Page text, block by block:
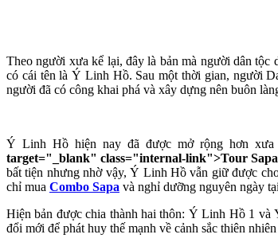
Theo người xưa kể lại, đây là bản mà người dân
có cái tên là Ý Linh Hồ. Sau một thời gian, người
người đã có công khai phá và xây dựng nên buôn
Ý Linh Hồ hiện nay đã được mở rộng hơn xưa
target="_blank" class="internal-link">Tour
bất tiện nhưng nhờ vậy, Ý Linh Hồ vẫn giữ được
chỉ mua Combo Sapa và nghỉ dưỡng nguyên ngày
Hiện bản được chia thành hai thôn: Ý Linh Hồ 1 và
đổi mới để phát huy thế mạnh về cảnh sắc thiên